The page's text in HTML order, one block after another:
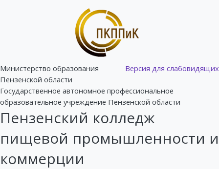
Версия для слабовидящих
Министерство образования
Пензенской области
Государственное автономное профессиональное
образовательное учреждение Пензенской области
Пензенский колледж
пищевой промышленности и
коммерции